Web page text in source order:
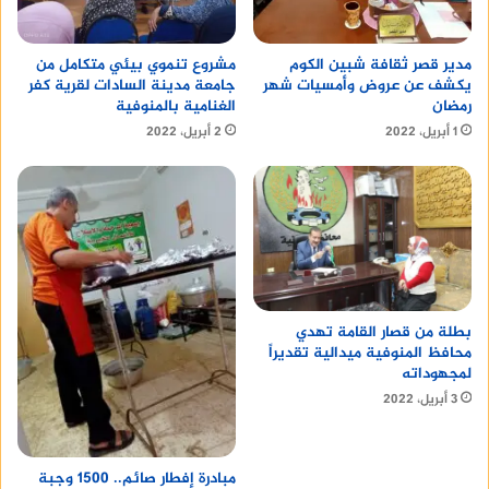
مدير قصر ثقافة شبين الكوم
يكشف عن عروض وأمسيات شهر
رمضان
1 أبريل، 2022
مشروع تنموي بيئي متكامل من
جامعة مدينة السادات لقرية كفر
الغنامية بالمنوفية
2 أبريل، 2022
بطلة من قصار القامة تهدي
محافظ المنوفية ميدالية تقديراً
لمجهوداته
3 أبريل، 2022
مبادرة إفطار صائم.. 1500 وجبة